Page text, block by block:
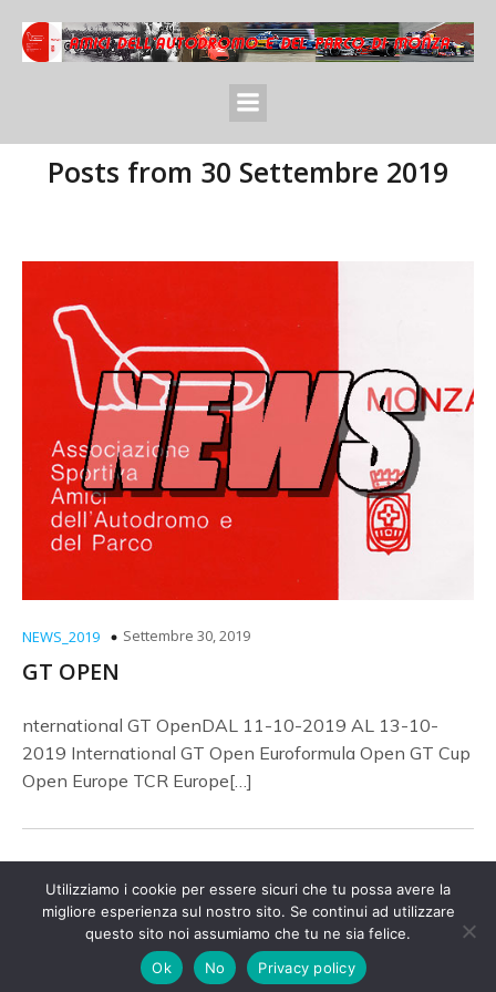
Posts from 30 Settembre 2019
NEWS_2019 Settembre 30, 2019
GT OPEN
nternational GT OpenDAL 11-10-2019 AL 13-10-
2019 International GT Open Euroformula Open GT Cup
Open Europe TCR Europe[…]
© 2026 Amici Autodromo. Created with
using
WordPress andKubio
Utilizziamo i cookie per essere sicuri che tu possa avere la
migliore esperienza sul nostro sito. Se continui ad utilizzare
questo sito noi assumiamo che tu ne sia felice.
Ok
No Privacy policy